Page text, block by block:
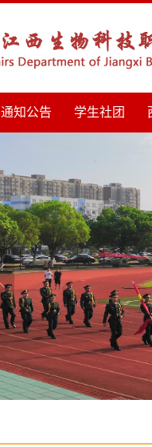
通知公告 学生社团